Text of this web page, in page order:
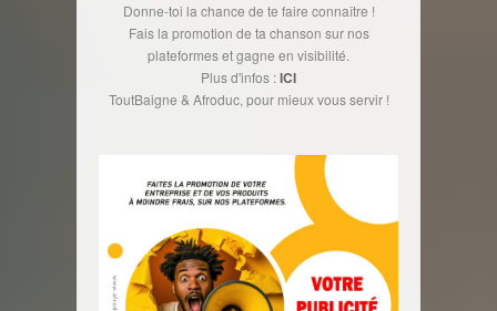
Donne-toi la chance de te faire connaître !
Fais la promotion de ta chanson sur nos
plateformes et gagne en visibilité.
Plus d'infos :ICI
ToutBaigne & Afroduc, pour mieux vous servir !